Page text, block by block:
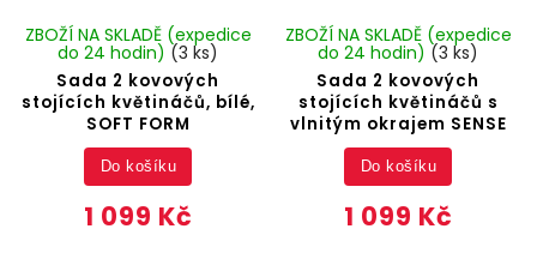
Sada 2 kovových
stojících květináčů, bílé,
SOFT FORM
ZBOŽÍ NA SKLADĚ (expedice
do 24 hodin) (3 ks)
1 099 Kč
Do košíku
Sada 2 kovových
stojících květináčů s
vlnitým okrajem SENSE
ZBOŽÍ NA SKLADĚ (expedice
do 24 hodin) (3 ks)
1 099 Kč
Do košíku